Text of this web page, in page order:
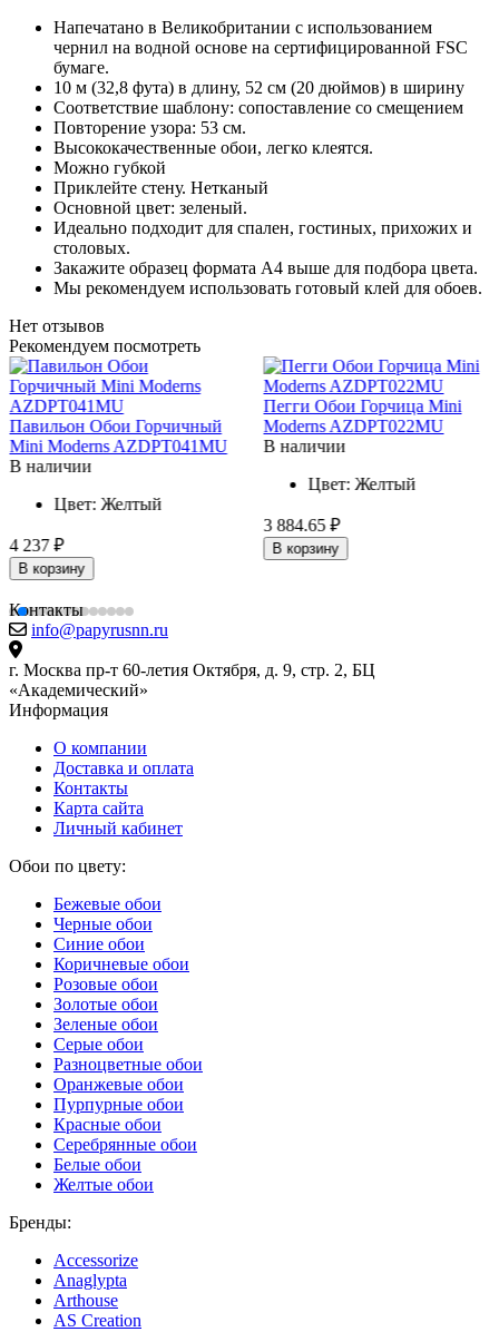
Напечатано в Великобритании с использованием
чернил на водной основе на сертифицированной FSC
бумаге.
10 м (32,8 фута) в длину, 52 см (20 дюймов) в ширину
Соответствие шаблону: сопоставление со смещением
Повторение узора: 53 см.
Высококачественные обои, легко клеятся.
Можно губкой
Приклейте стену. Нетканый
Основной цвет: зеленый.
Идеально подходит для спален, гостиных, прихожих и
столовых.
Закажите образец формата A4 выше для подбора цвета.
Мы рекомендуем использовать готовый клей для обоев.
Нет отзывов
Рекомендуем посмотреть
Павильон Обои Горчичный
Mini Moderns AZDPT041MU
В наличии
Цвет: Желтый
4 237 ₽
В корзину
Пегги Обои Горчица Mini
Moderns AZDPT022MU
В наличии
Цвет:Желтый
3 884.65 ₽
В корзину
Контакты
info@papyrusnn.ru
г. Москва пр-т 60-летия Октября, д. 9, стр. 2, БЦ
«Академический»
Информация
О компании
Доставка и оплата
Контакты
Карта сайта
Личный кабинет
Обои по цвету:
Бежевые обои
Черные обои
Синие обои
Коричневые обои
Розовые обои
Золотые обои
Зеленые обои
Серые обои
Разноцветные обои
Оранжевые обои
Пурпурные обои
Красные обои
Серебрянные обои
Белые обои
Желтые обои
Бренды:
Accessorize
Anaglypta
Arthouse
AS Creation